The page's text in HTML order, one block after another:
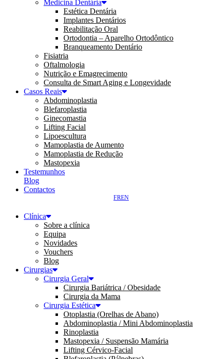
Medicina Dentária
Estética Dentária
Implantes Dentários
Reabilitação Oral
Ortodontia – Aparelho Ortodôntico
Branqueamento Dentário
Fisiatria
Oftalmologia
Nutrição e Emagrecimento
Consulta de Smart Aging e Longevidade
Casos Reais
Abdominoplastia
Blefaroplastia
Ginecomastia
Lifting Facial
Lipoescultura
Mamoplastia de Aumento
Mamoplastia de Redução
Mastopexia
Testemunhos
Blog
Contactos
EN
FR
Clínica
Sobre a clínica
Equipa
Novidades
Vouchers
Blog
Cirurgias
Cirurgia Geral
Cirurgia Bariátrica / Obesidade
Cirurgia da Mama
Cirurgia Estética
Otoplastia (Orelhas de Abano)
Abdominoplastia / Mini Abdominoplastia
Rinoplastia
Mastopexia / Suspensão Mamária
Lifting Cérvico-Facial